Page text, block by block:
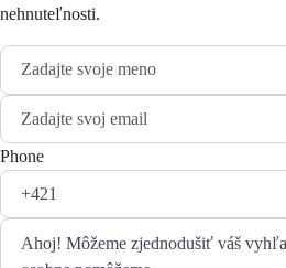
nehnuteľnosti.
Phone